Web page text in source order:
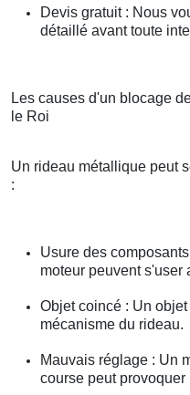
Devis gratuit : Nous
détaillé avant toute
Les causes d'un blocage
le Roi
Un rideau métallique peut
:
Usure des
moteur peuvent s'user
Objet coincé : Un
mécanisme du rideau.
Mauvais réglage : Un
course peut provoquer